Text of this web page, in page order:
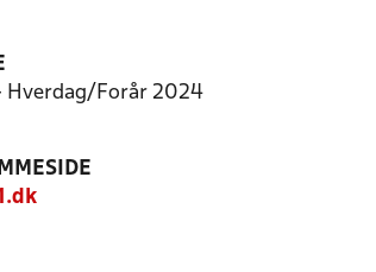
Hverdag/Forår 2024